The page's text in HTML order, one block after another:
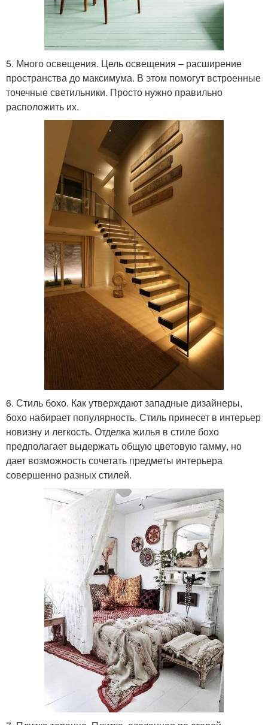
5. Много освещения. Цель освещения – расширение
пространства до максимума. В этом помогут встроенные
точечные светильники. Просто нужно правильно
расположить их.
6. Стиль бохо. Как утверждают западные дизайнеры,
бохо набирает популярность. Стиль принесет в интерьер
новизну и легкость. Отделка жилья в стиле бохо
предполагает выдержать общую цветовую гамму, но
дает возможность сочетать предметы интерьера
совершенно разных стилей.